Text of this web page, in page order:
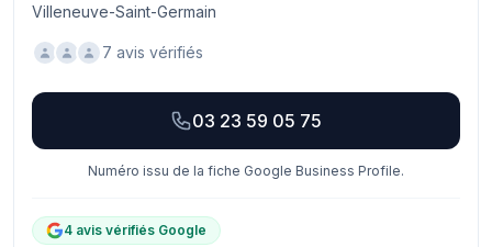
Villeneuve-Saint-Germain
7 avis vérifiés
03 23 59 05 75
Numéro issu de la fiche Google Business Profile.
4 avis vérifiés Google